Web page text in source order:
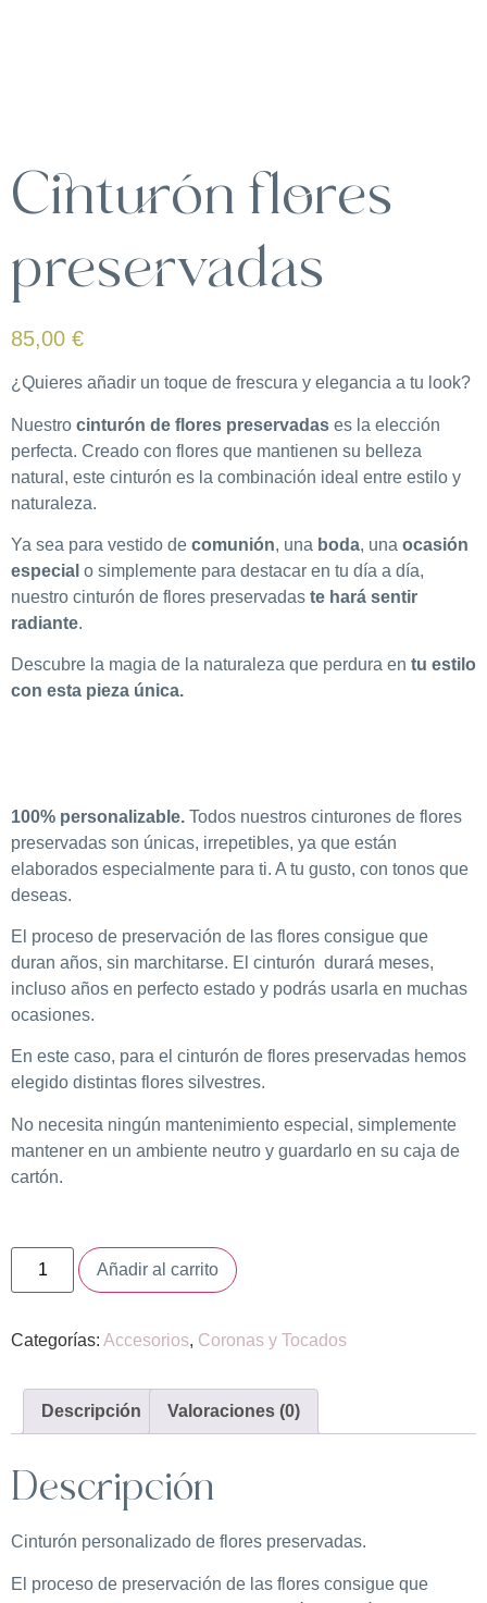
Cinturón flores
preservadas
85,00 €
¿Quieres añadir un toque de frescura y elegancia a tu look?
Nuestro cinturón de flores preservadas es la elección
perfecta. Creado con flores que mantienen su belleza
natural, este cinturón es la combinación ideal entre estilo y
naturaleza.
Ya sea para vestido de comunión, una boda, una ocasión
especial o simplemente para destacar en tu día a día,
nuestro cinturón de flores preservadas te hará sentir
radiante.
Descubre la magia de la naturaleza que perdura en tu estilo
con esta pieza única.
100% personalizable. Todos nuestros cinturones de flores
preservadas son únicas, irrepetibles, ya que están
elaborados especialmente para ti. A tu gusto, con tonos que
deseas.
El proceso de preservación de las flores consigue que
duran años, sin marchitarse. El cinturón durará meses,
incluso años en perfecto estado y podrás usarla en muchas
ocasiones.
En este caso, para el cinturón de flores preservadas hemos
elegido distintas flores silvestres.
No necesita ningún mantenimiento especial, simplemente
mantener en un ambiente neutro y guardarlo en su caja de
cartón.
Añadir al carrito
Categorías: Accesorios, Coronas y Tocados
Descripción Valoraciones (0)
Descripción
Cinturón personalizado de flores preservadas.
El proceso de preservación de las flores consigue que